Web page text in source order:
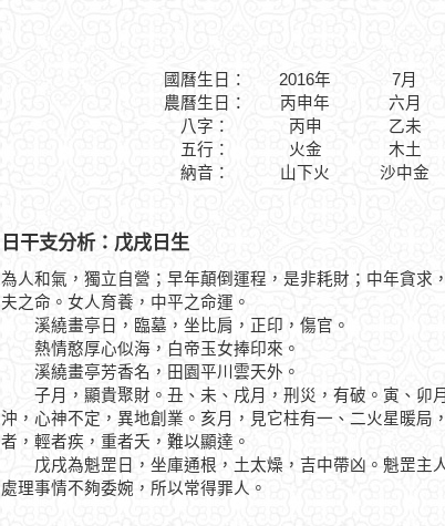
國曆生日： 2016年 7月
農曆生日：
丙申年 六月
八字：
丙申 乙未
五行：
納音：
火金
山下火
木土
沙中金
日干支分析：戊戌日生
為人和氣，獨立自營；早年顛倒運程，是非耗財；中年貪求
夫之命。女人育養，中平之命運。
溪繞畫亭日，臨墓，坐比肩，正印，傷官。
熱情憨厚心似海，白帝玉女捧印來。
溪繞畫亭芳香名，田園平川雲天外。
子月，顯貴聚財。丑、未、戌月，刑災，有破。寅、卯
沖，心神不定，異地創業。亥月，見它柱有一、二火星暖局
者，輕者疾，重者夭，難以顯達。
戊戌為魁罡日，坐庫通根，土太燥，吉中帶凶。魁罡主
處理事情不夠委婉，所以常得罪人。